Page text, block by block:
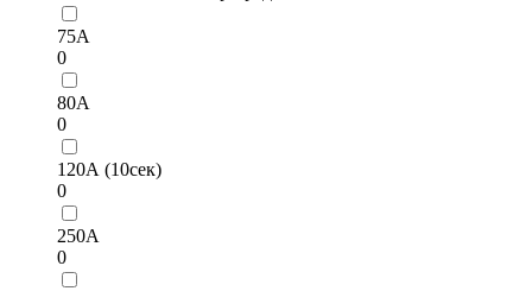
75А
0
80А
0
120А (10сек)
0
250А
0